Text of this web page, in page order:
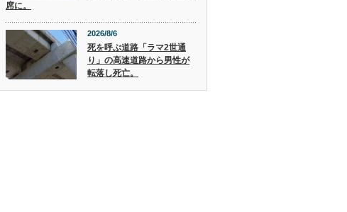
席に。
2026/8/6
死を呼ぶ道路「ラマ2世通
り」の高速道路から男性が
転落し死亡。